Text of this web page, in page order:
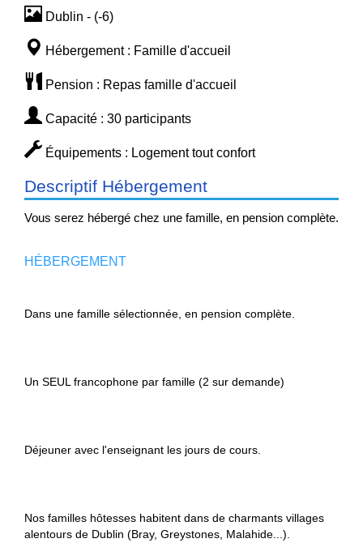
Dublin - (-6)
Hébergement : Famille d'accueil
Pension : Repas famille d'accueil
Capacité : 30 participants
Équipements : Logement tout confort
Descriptif Hébergement
Vous serez hébergé chez une famille, en pension complète.
HÉBERGEMENT
Dans une famille sélectionnée, en pension complète.
Un SEUL francophone par famille (2 sur demande)
Déjeuner avec l'enseignant les jours de cours.
Nos familles hôtesses habitent dans de charmants villages
alentours de Dublin (Bray, Greystones, Malahide...).